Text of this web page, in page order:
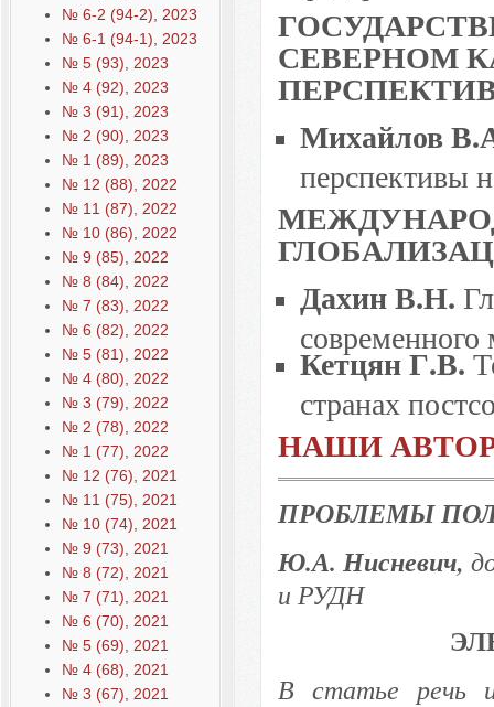
№ 6-2 (94-2), 2023
№ 6-1 (94-1), 2023
№ 5 (93), 2023
№ 4 (92), 2023
№ 3 (91), 2023
№ 2 (90), 2023
№ 1 (89), 2023
№ 12 (88), 2022
№ 11 (87), 2022
№ 10 (86), 2022
№ 9 (85), 2022
№ 8 (84), 2022
№ 7 (83), 2022
№ 6 (82), 2022
№ 5 (81), 2022
№ 4 (80), 2022
№ 3 (79), 2022
№ 2 (78), 2022
№ 1 (77), 2022
№ 12 (76), 2021
№ 11 (75), 2021
№ 10 (74), 2021
№ 9 (73), 2021
№ 8 (72), 2021
№ 7 (71), 2021
№ 6 (70), 2021
№ 5 (69), 2021
№ 4 (68), 2021
№ 3 (67), 2021
СЕВЕРНОМ
Михайлов
перспективы
Дахин В.Н.
современного
Кетцян Г.В.
странах
НАШИ
ПРОБЛЕМЫ
Ю.А. Нисневич,
и РУДН
В статье речь